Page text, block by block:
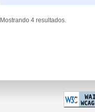
Mostrando 4 resultados.